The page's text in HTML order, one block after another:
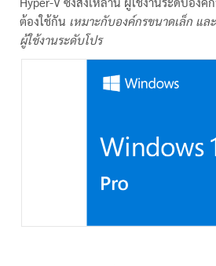
ต้องใช้กัน เหมาะกับองค์กรขนาดเล็ก แล
ผู้ใช้งานระดับโปร